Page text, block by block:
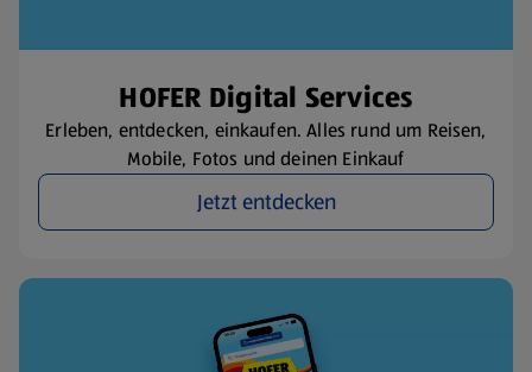
HOFER Digital Services
Erleben, entdecken, einkaufen. Alles rund um Reisen,
Mobile, Fotos und deinen Einkauf
Jetzt entdecken